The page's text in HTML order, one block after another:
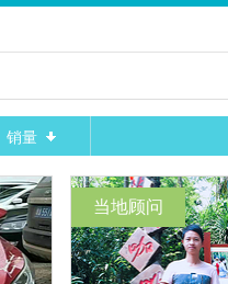
销量
当地顾问